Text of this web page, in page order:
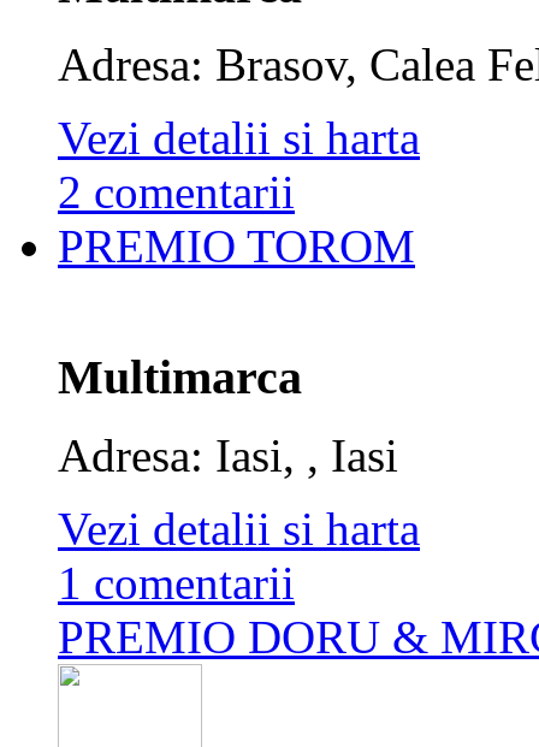
Adresa: Brasov, Calea
Vezi detalii si harta
2 comentarii
PREMIO TOROM
Multimarca
Adresa: Iasi, , Iasi
Vezi detalii si harta
1 comentarii
PREMIO DORU &